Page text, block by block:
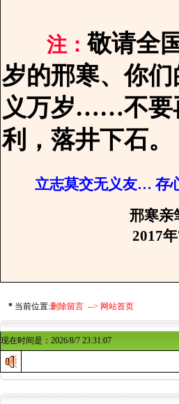
注： 敬请全
岁的邢寒、你
义万岁……不要
利，落井下石。
立志莫交无义友…
邢寒亲
2017年7月
* 当前位置:删除留言 --> 网站首页
现在时间是：2026/8/7 23:31:07